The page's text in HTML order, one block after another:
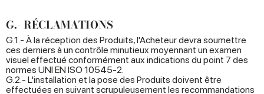
G.- RÉCLAMATIONS
G.1.- À la réception des Produits, l'Acheteur devra soumettre
ces derniers à un contrôle minutieux moyennant un examen
visuel effectué conformément aux indications du point 7 des
normes UNI EN ISO 10545-2.
G.2.- L'installation et la pose des Produits doivent être
effectuées en suivant scrupuleusement les recommandations